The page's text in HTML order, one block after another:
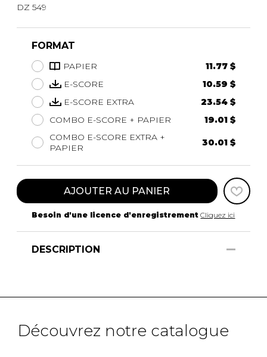
DZ 549
FORMAT
PAPIER
11.77 $
E-SCORE
10.59 $
E-SCORE EXTRA
23.54 $
COMBO E-SCORE + PAPIER
19.01 $
COMBO E-SCORE EXTRA +
PAPIER
30.01 $
AJOUTER AU PANIER
Besoin d'une licence d'enregistrement Cliquez ici
DESCRIPTION
Découvrez notre catalogue